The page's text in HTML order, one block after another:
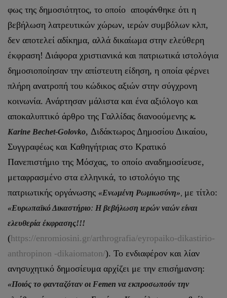
φως της δημοσιότητος, το οποίο αποφάνθηκε ότι η
βεβήλωση λατρευτικών χώρων, ιερών συμβόλων κλπ,
δεν αποτελεί αδίκημα, αλλά δικαίωμα στην ελεύθερη
έκφραση! Διάφορα χριστιανικά και πατριωτικά ιστολόγια
δημοσιοποίησαν την απίστευτη είδηση, η οποία φέρνει
πλήρη ανατροπή του κώδικος αξιών στην σύγχρονη
κοινωνία. Ανάρτησαν μάλιστα και ένα αξιόλογο και
αποκαλυπτικό άρθρο της Γαλλίδας διανοούμενης κ.
Karine Bechet-Golovko, Διδάκτωρος Δημοσίου Δικαίου,
Συγγραφέως και Καθηγήτριας στο Κρατικό
Πανεπιστήμιο της Μόσχας, το οποίο αναδημοσίευσε,
μεταφρασμένο στα ελληνικά, το ιστολόγιο της
πατριωτικής οργάνωσης «Ενωμένη Ρωμιωσύνη» με τίτλο:
«Ευρωπαϊκό Δικαστήριο: Η βεβήλωση ιερών ναών είναι
ελευθερία έκφρασης!!!
(https://enromiosini.gr/arthrografia/eyropaiko-dikastirio-
anthropinon -dikaiomaton/). Το ενδιαφέρον και λίαν
ανησυχητικό δημοσίευμα αρχίζει με την επισήμανση:
«Ποιός το φανταζόταν οι Femen να εκπροσωπούν την